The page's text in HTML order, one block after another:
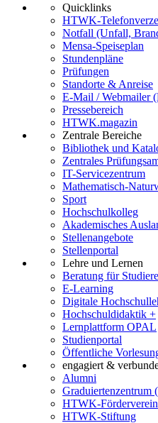
Quicklinks
HTWK-
Notfall (Unfall,
Mensa-Speiseplan
Stundenpläne
Prüfungen
Standorte & Anreise
E-Mail / Webmailer
Pressebereich
HTWK.magazin
Zentrale Bereiche
Bibliothek und
Zentrales
IT-Servicezentrum
Mathematisch-
Sport
Hochschulkolleg
Akademisches
Stellenangebote
Stellenportal
Lehre und Lernen
Beratung für
E-Learning
Digitale
Hochschuldidaktik +
Lernplattform OPAL
Studienportal
Öffentliche
engagiert &
Alumni
Graduiertenzentrum
HTWK-Förderverein
HTWK-Stiftung